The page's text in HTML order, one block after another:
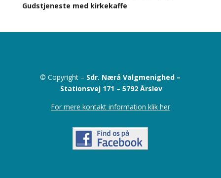
Gudstjeneste med kirkekaffe
© Copyright – Sdr. Nærå Valgmenighed –
Stationsvej 171 –5792 Årslev
For mere kontakt information klik her